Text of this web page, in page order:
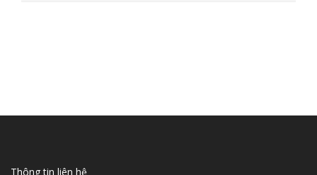
Thông tin liên hệ